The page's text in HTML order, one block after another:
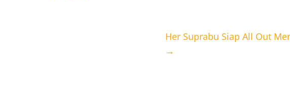
Her Suprabu Siap All Out
→